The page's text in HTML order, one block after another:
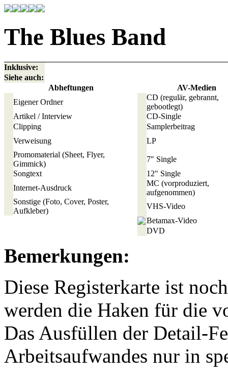
The Blues Band
Inklusive:
Siehe auch:
Abheftungen
AV-Medien
Eigener Ordner
CD (regulär, gebrannt,
gebootlegt)
Artikel / Interview
CD-Single
Clipping
Samplerbeitrag
Verweisung
LP
Promomaterial (Sheet, Flyer,
Gimmick)
7" Single
Songtext
12" Single
Internet-Ausdruck
MC (vorproduziert,
aufgenommen)
Sonstige (Foto, Cover, Poster,
Aufkleber)
VHS-Video
Betamax-Video
DVD
Bemerkungen:
Diese Registerkarte ist
werden die Haken für die
Das Ausfüllen der Detail-
Arbeitsaufwandes nur in